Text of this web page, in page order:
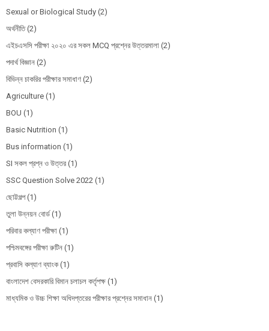
Sexual or Biological Study (2)
অর্থনীতি (2)
এইচএসসি পরীক্ষা ২০২০ এর সকল MCQ প্রশ্নের উত্তরমালা (2)
পদার্থ বিজ্ঞান (2)
বিভিন্ন চাকরির পরীক্ষার সমাধাণ (2)
Agriculture (1)
BOU (1)
Basic Nutrition (1)
Bus information (1)
SI সকল প্রশ্ন ও উত্তর (1)
SSC Question Solve 2022 (1)
ছোট্টগল্প (1)
তুলা উন্নয়ন বোর্ড (1)
পরিবার কল্যাণ পরীক্ষা (1)
পশ্চিমবঙ্গের পরীক্ষা রুটিন (1)
প্রবাসি কল্যাণ ব্যাংক (1)
বাংলাদেশ বেসরকারি বিমান চলাচল কর্তৃপক্ষ (1)
মাধ্যমিক ও উচ্চ শিক্ষা অধিদপ্তরের পরীক্ষার প্রশ্নের সমাধান (1)